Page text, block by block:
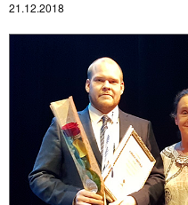
21.12.2018